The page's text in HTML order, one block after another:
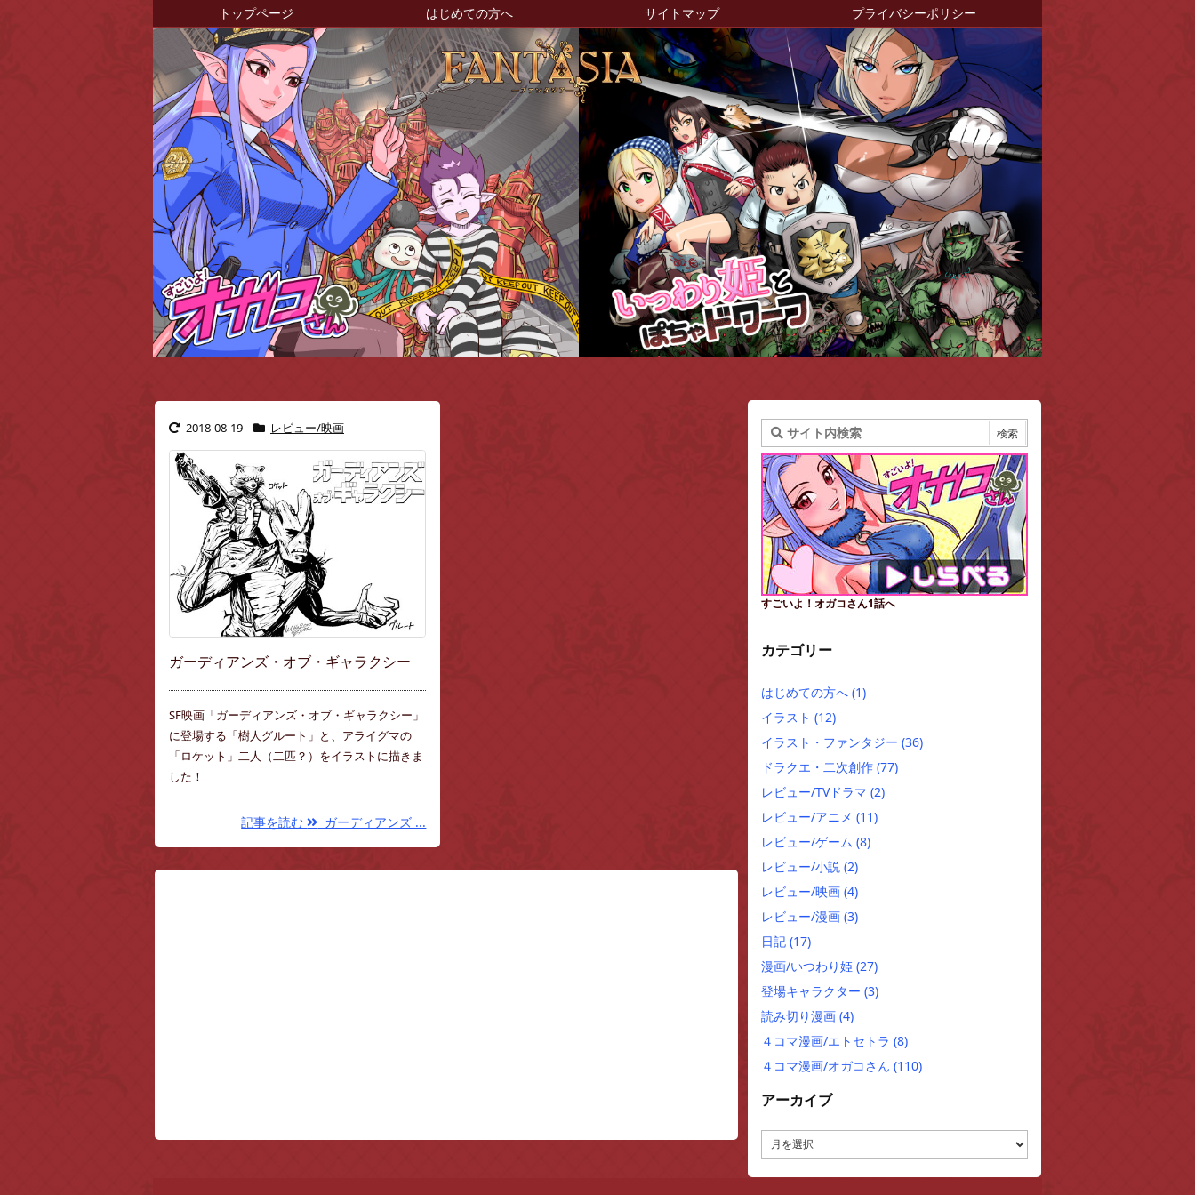
トップページ はじめての方へ サイトマップ プライバシーポリシー
2018-08-19 レビュー/映画
ガーディアンズ・オブ・ギャラクシー
SF映画「ガーディアンズ・オブ・ギャラクシー」
に登場する「樹人グルート」と、アライグマの
「ロケット」二人（二匹？）をイラストに描きま
した！
記事を読む ガーディアンズ ...
すごいよ！オガコさん1話へ
カテゴリー
はじめての方へ (1)
イラスト (12)
イラスト・ファンタジー (36)
ドラクエ・二次創作 (77)
レビュー/TVドラマ (2)
レビュー/アニメ (11)
レビュー/ゲーム (8)
レビュー/小説 (2)
レビュー/映画 (4)
レビュー/漫画 (3)
日記 (17)
漫画/いつわり姫 (27)
登場キャラクター (3)
読み切り漫画 (4)
４コマ漫画/エトセトラ (8)
４コマ漫画/オガコさん (110)
アーカイブ
ー